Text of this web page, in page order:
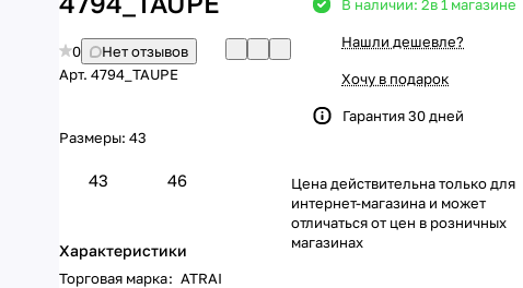
0
Нет отзывов
Арт. 4794_TAUPE
Размеры: 43
43 46
Характеристики
Торговая марка: ATRAI
В наличии: 2в 1 магазине
Нашли дешевле?
Хочу в подарок
Гарантия 30 дней
Цена действительна только для
интернет-магазина и может
отличаться от цен в розничных
магазинах